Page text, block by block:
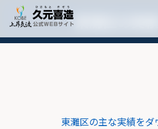
東灘区の主な実績をダ